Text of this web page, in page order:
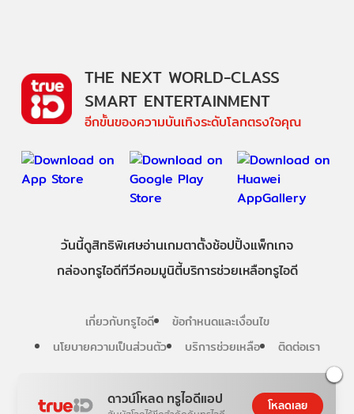
ดาวน์โหลด ทรูไอดีแอป โหลดเลย
Follow us
THE NEXT WORLD-CLASS
SMART ENTERTAINMENT
อีกขั้นของความบันเทิงระดับโลกตรงใจคุณ
วันนี้ดูสิทธิพิเศษอ่านเกมตาตั้งช้อปปิ้งแพ็กเกจ
กล่องทรูไอดีทีวีคอมมูนิตี้บริการช่วยเหลือทรูไอดี
เกี่ยวกับทรูไอดี
ข้อกำหนดและเงื่อนไข
นโยบายความเป็นส่วนตัว
บริการช่วยเหลือ ติดต่อเรา